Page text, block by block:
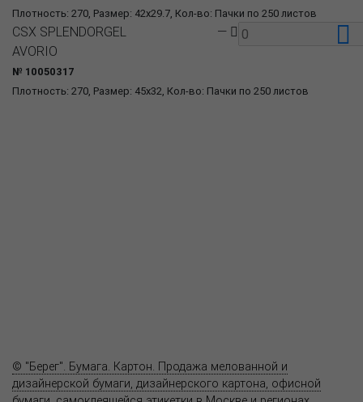
Плотность: 270, Размер: 42x29.7, Кол-во: Пачки по 250 листов
Плотность: 270, Размер: 45x32, Кол-во: Пачки по 250 листов
CSX SPLENDORGEL
AVORIO
№ 10050317
—
© "Берег". Бумага. Картон. Продажа мелованной и
дизайнерской бумаги, дизайнерского картона, офисной